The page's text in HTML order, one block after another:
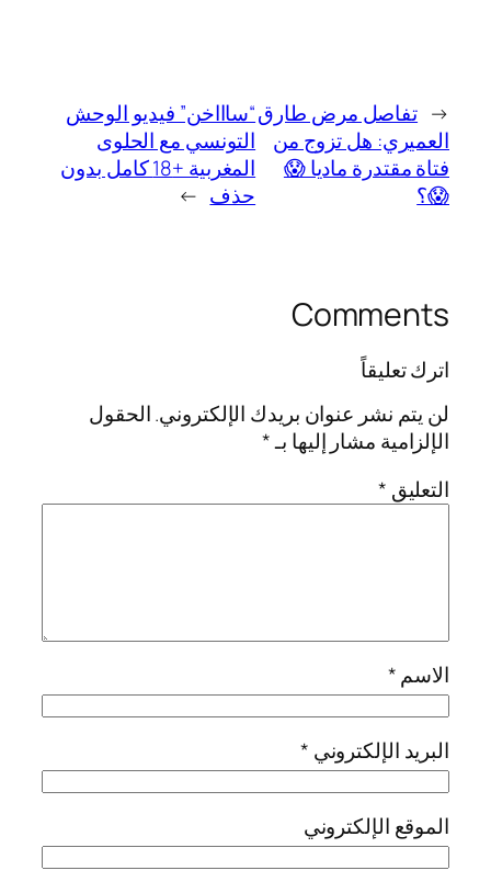
← تفاصل مرض طارق
العميري: هل تزوج من
فتاة مقتدرة ماديا 😱
😱؟
“ساااخن” فيديو الوحش
التونسي مع الحلوى
المغربية +18 كامل بدون
حذف →
Comments
اترك تعليقاً
لن يتم نشر عنوان بريدك الإلكتروني.الحقول
الإلزامية مشار إليها بـ*
التعليق *
الاسم*
البريد الإلكتروني *
الموقع الإلكتروني